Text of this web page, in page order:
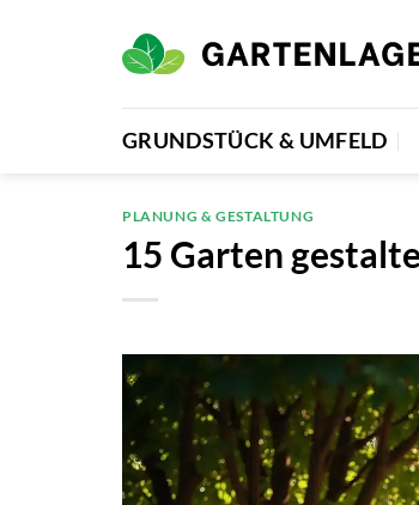
GRUNDSTÜCK & UMFELD
PLANUNG & GESTALTUNG
15 Garten